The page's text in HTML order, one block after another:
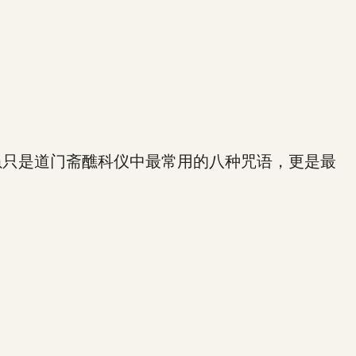
道门斋醮科仪中最常用的八种咒语，更是最